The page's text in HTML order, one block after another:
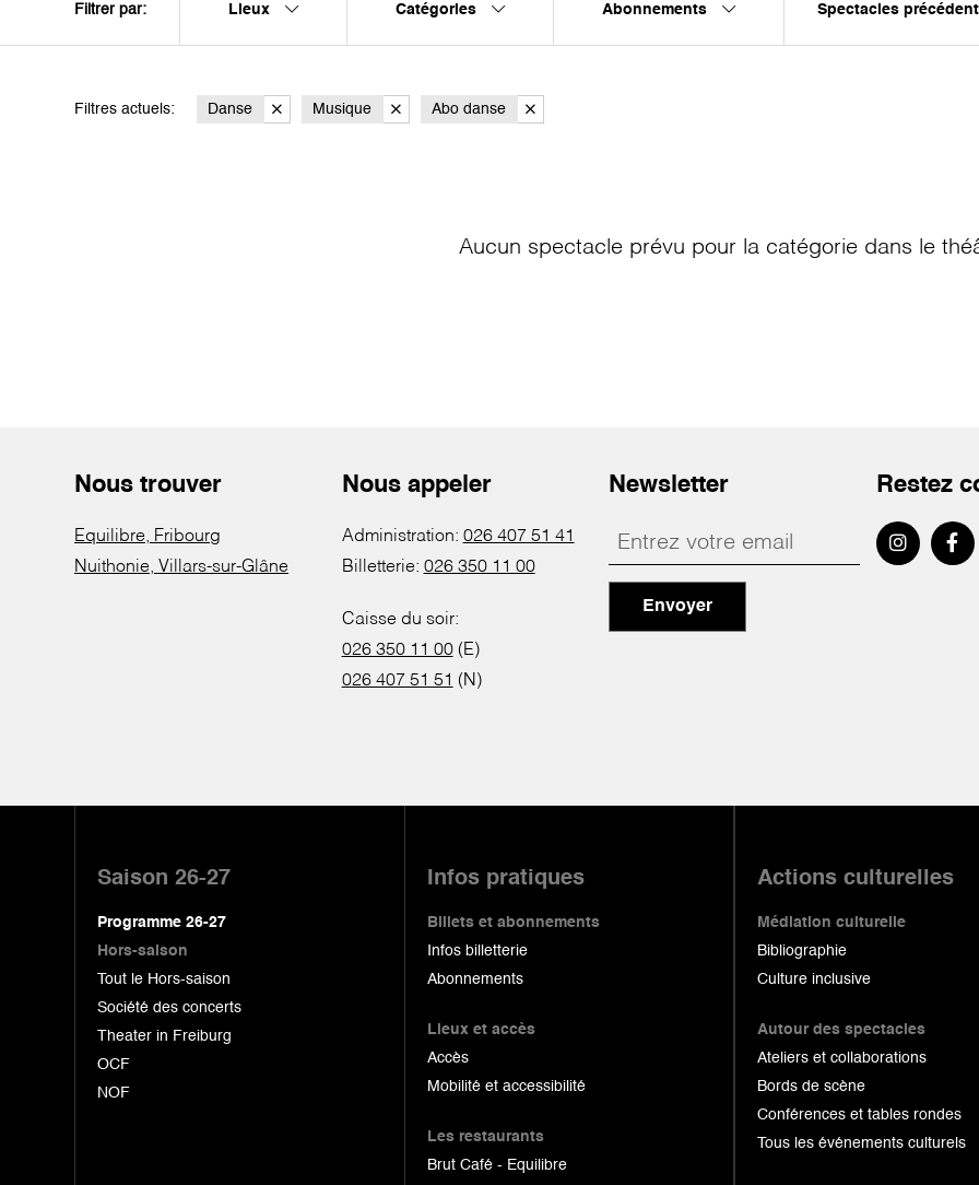
Filtrer par: Lieux Catégories Abonnements Spectacles
Filtres actuels: Danse Musique Abo danse
Aucun spectacle prévu pour la catégorie dans le
Nous trouver
Equilibre, Fribourg
Nuithonie, Villars-sur-Glâne
Nous appeler
Administration: 026 407 51 41
Billetterie: 026 350 11 00
Caisse du soir:
026 350 11 00(E)
026 407 51 51 (N)
Newsletter
Envoyer
Restez
Saison 26-27
Programme 26-27
Hors-saison
Tout le Hors-saison
Société des concerts
Theater in Freiburg
OCF
NOF
Infos pratiques
Billets et abonnements
Infos billetterie
Abonnements
Lieux et accès
Accès
Mobilité et accessibilité
Les restaurants
Brut Café - Equilibre
Actions culturelles
Médiation culturelle
Bibliographie
Culture inclusive
Autour des spectacles
Ateliers et collaborations
Bords de scène
Conférences et tables rondes
Tous les événements culturels